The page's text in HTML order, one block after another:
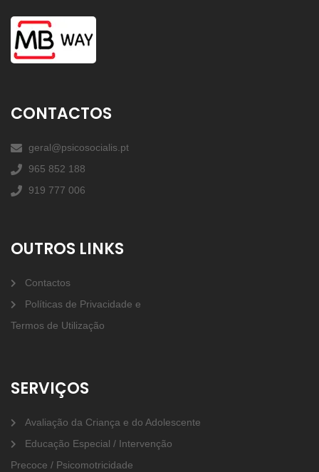
CONTACTOS
geral@psicosocialis.pt
965 852 188
919 777 006
OUTROS LINKS
Contactos
Políticas de Privacidade e
Termos de Utilização
SERVIÇOS
Avaliação da Criança e do Adolescente
Educação Especial / Intervenção
Precoce / Psicomotricidade